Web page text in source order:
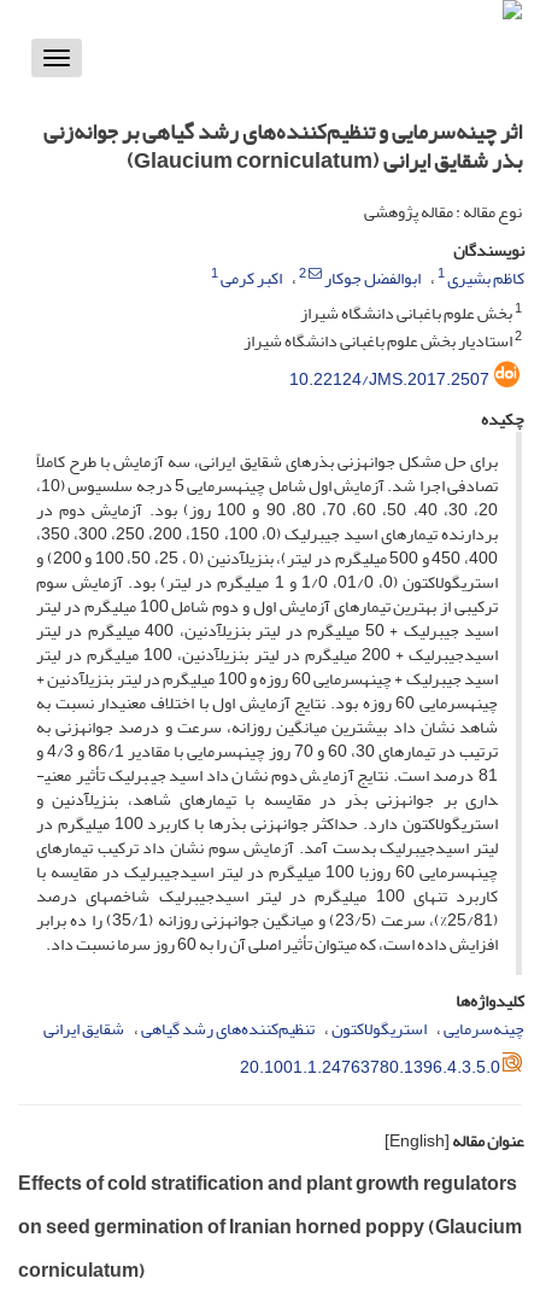
Toggle
اثر چینه‌سرمایی و تنظیم‌کننده‌های رشد گیاهی بر جوانه‌زنی
بذر شقایق ایرانی (Glaucium corniculatum)
نوع مقاله : مقاله پژوهشی
نویسندگان
کاظم بشیری1 ابوالفضل جوکار 2 اکبر کرمی1
1بخش علوم باغبانی دانشگاه شیراز
2استادیار بخش علوم باغبانی دانشگاه شیراز
10.22124/JMS.2017.2507
چکیده
برای حل مشکل جوانه­زنی بذرهای شقایق ایرانی، سه آزمایش با طرح کاملاً
تصادفی اجرا شد. آزمایش اول شامل چینه­سرمایی 5 درجه سلسیوس (10،
20، 30، 40، 50، 60، 70، 80، 90 و 100 روز) بود. آزمایش دوم در
بردارنده تیمارهای اسید جیبرلیک (0، 100، 150، 200، 250، 300، 350،
400، 450 و 500 میلی­گرم در لیتر)، بنزیل­آدنین (0 ، 25، 50، 100 و 200) و
استریگولاکتون (0، 01/0، 1/0 و 1 میلی­گرم در لیتر) بود. آزمایش سوم
ترکیبی از بهترین تیمارهای آزمایش اول و دوم شامل 100 میلی­گرم در لیتر
اسید جیبرلیک + 50 میلی­گرم در لیتر بنزیل­آدنین، 400 میلی­گرم در لیتر
اسید­جیبرلیک + 200 میلی­گرم در لیتر بنزیل­آدنین، 100 میلی­گرم در لیتر
اسید جیبرلیک + چینه­سرمایی 60 روزه و 100 میلی­گرم در لیتر بنزیل­آدنین +
چینه­سرمایی 60 روزه بود. نتایج آزمایش اول با اختلاف معنی­دار نسبت به
شاهد نشان داد بیشترین میانگین روزانه، سرعت و درصد جوانه­زنی به
ترتیب در تیمارهای 30، 60 و 70 روز چینه­سرمایی با مقادیر 86/1 و 4/3 و
81 درصد است. نتایج آزمایش دوم نشان داد اسید جیبرلیک تأثیر معنی­
داری بر جوانه­زنی بذر در مقایسه با تیمارهای شاهد، بنزیل­آدنین و
استریگولاکتون دارد. حداکثر جوانه­زنی بذرها با کاربرد 100 میلی­گرم در
لیتر اسیدجیبرلیک بدست آمد. آزمایش سوم نشان داد ترکیب تیمارهای
چینه­سرمایی 60 روزبا 100 میلی­گرم در لیتر اسیدجیبرلیک در مقایسه با
کاربرد تنهای 100 میلی­گرم در لیتر اسیدجیبرلیک شاخصهای درصد
(25/81%)، سرعت (23/5) و میانگین جوانه­زنی روزانه (35/1) را ده برابر
افزایش داده است، که می­توان تأثیر اصلی آن را به 60 روز سرما نسبت داد.
کلیدواژه‌ها
چینه‌سرمایی استریگولاکتون تنظیم‌کننده‌های رشد گیاهی شقایق ایرانی
20.1001.1.24763780.1396.4.3.5.0
عنوان مقاله[English]
Effects of cold stratification and plant growth regulators
on seed germination of Iranian horned poppy (Glaucium
corniculatum)